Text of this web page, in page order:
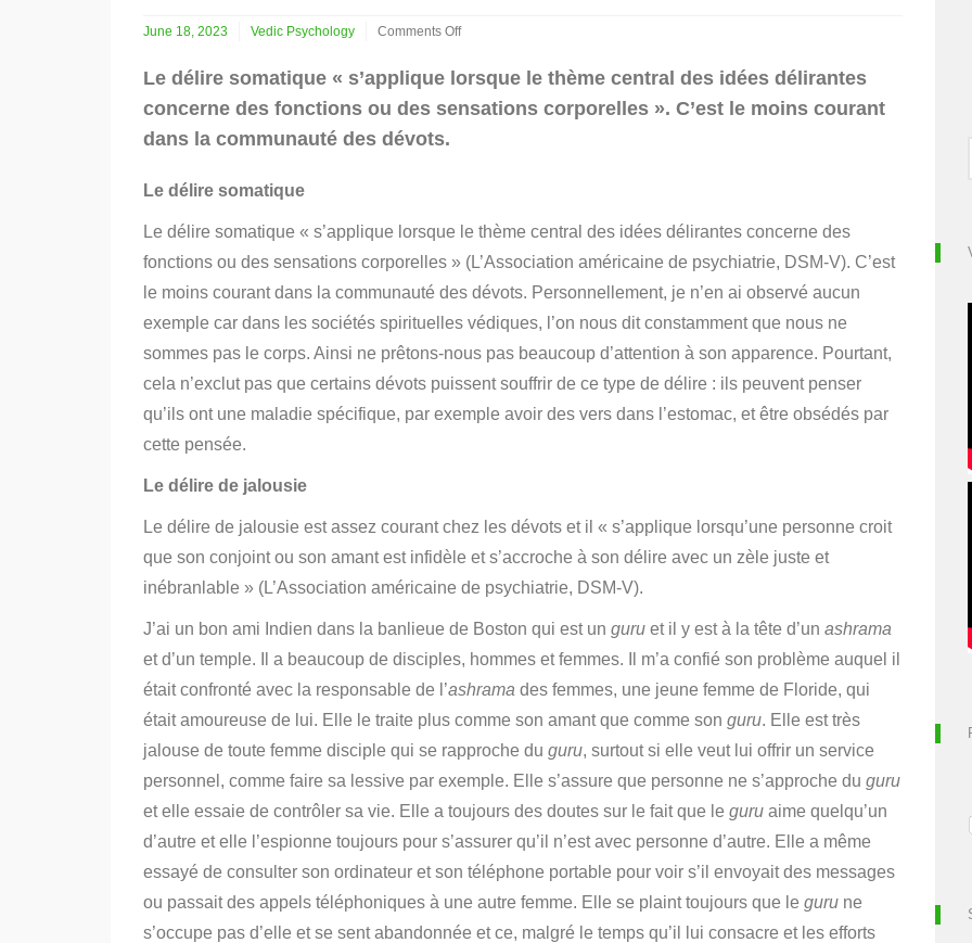
June 18, 2023 Vedic Psychology
Comments Off
psychologie
védique.
Partie
4
somatique
le
jalousie
Le délire somatique « s’applique lorsque le thème central des idées délirantes
concerne des fonctions ou des sensations corporelles ». C’est le moins courant
dans la communauté des dévots.
Le délire somatique
Le délire somatique « s’applique lorsque le thème central des idées délirantes concerne des
fonctions ou des sensations corporelles » (L’Association américaine de psychiatrie, DSM-V). C’est
le moins courant dans la communauté des dévots. Personnellement, je n’en ai observé aucun
exemple car dans les sociétés spirituelles védiques, l’on nous dit constamment que nous ne
sommes pas le corps. Ainsi ne prêtons-nous pas beaucoup d’attention à son apparence. Pourtant,
cela n’exclut pas que certains dévots puissent souffrir de ce type de délire : ils peuvent penser
qu’ils ont une maladie spécifique, par exemple avoir des vers dans l’estomac, et être obsédés par
cette pensée.
Le délire de jalousie
Le délire de jalousie est assez courant chez les dévots et il « s’applique lorsqu’une personne croit
que son conjoint ou son amant est infidèle et s’accroche à son délire avec un zèle juste et
inébranlable » (L’Association américaine de psychiatrie, DSM-V).
J’ai un bon ami Indien dans la banlieue de Boston qui est un guru et il y est à la tête d’un ashrama
et d’un temple. Il a beaucoup de disciples, hommes et femmes. Il m’a confié son problème auquel il
était confronté avec la responsable de l’ashrama des femmes, une jeune femme de Floride, qui
était amoureuse de lui. Elle le traite plus comme son amant que comme son guru. Elle est très
jalouse de toute femme disciple qui se rapproche du guru, surtout si elle veut lui offrir un service
personnel, comme faire sa lessive par exemple. Elle s’assure que personne ne s’approche du guru
et elle essaie de contrôler sa vie. Elle a toujours des doutes sur le fait que le guru aime quelqu’un
d’autre et elle l’espionne toujours pour s’assurer qu’il n’est avec personne d’autre. Elle a même
essayé de consulter son ordinateur et son téléphone portable pour voir s’il envoyait des messages
ou passait des appels téléphoniques à une autre femme. Elle se plaint toujours que le guru ne
s’occupe pas d’elle et se sent abandonnée et ce, malgré le temps qu’il lui consacre et les efforts